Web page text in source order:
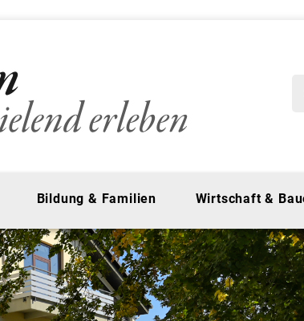
Bildung & Familien Wirtschaft &